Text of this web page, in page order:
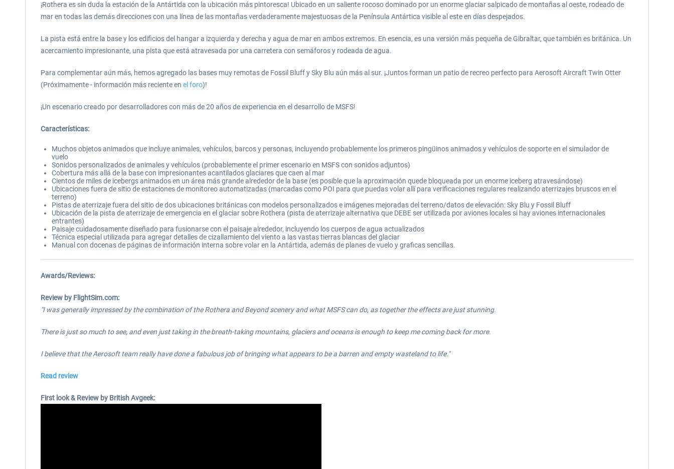
¡Rothera es sin duda la estación de la Antártida con la ubicación más pintoresca! Ubicado en un saliente rocoso dominado por un enorme glaciar salpicado de montañas al oeste, rodeado de
mar en todas las demás direcciones con una línea de las montañas verdaderamente majestuosas de la Península Antártica visible al este en días despejados.
La pista está entre la base y los edificios del hangar a izquierda y derecha y agua de mar en ambos extremos. En esencia, es una versión más pequeña de Gibraltar, que también es británica. Un
acercamiento impresionante, una pista que está atravesada por una carretera con semáforos y rodeada de agua.
Para complementar aún más, hemos agregado las bases muy remotas de Fossil Bluff y Sky Blu aún más al sur. ¡Juntos forman un patio de recreo perfecto para Aerosoft Aircraft Twin Otter
(Próximamente - información más reciente en el foro)!
¡Un escenario creado por desarrolladores con más de 20 años de experiencia en el desarrollo de MSFS!
Características:
Muchos objetos animados que incluye animales, vehículos, barcos y personas, incluyendo probablemente los primeros pingüinos animados y vehículos de soporte en el simulador de
vuelo
Sonidos personalizados de animales y vehículos (probablemente el primer escenario en MSFS con sonidos adjuntos)
Cobertura más allá de la base con impresionantes acantilados glaciares que caen al mar
Cientos de miles de icebergs animados en un área más grande alrededor de la base (es posible que la aproximación quede bloqueada por un enorme iceberg atravesándose)
Ubicaciones fuera de sitio de estaciones de monitoreo automatizadas (marcadas como POI para que puedas volar allí para verificaciones regulares realizando aterrizajes bruscos en el
terreno)
Pistas de aterrizaje fuera del sitio de dos ubicaciones británicas con modelos personalizados e imágenes mejoradas del terreno/datos de elevación: Sky Blu y Fossil Bluff
Ubicación de la pista de aterrizaje de emergencia en el glaciar sobre Rothera (pista de aterrizaje alternativa que DEBE ser utilizada por aviones locales si hay aviones internacionales
entrantes)
Paisaje cuidadosamente diseñado para fusionarse con el paisaje alrededor, incluyendo los cuerpos de agua actualizados
Técnica especial utilizada para agregar detalles de cizallamiento del viento a las vastas tierras blancas del glaciar
Manual con docenas de páginas de información interna sobre volar en la Antártida, además de planes de vuelo y graficas sencillas.
Awards/Reviews:
Review by FlightSim.com:
"I was generally impressed by the combination of the Rothera and Beyond scenery and what MSFS can do, as together the effects are just stunning.
There is just so much to see, and even just taking in the breath-taking mountains, glaciers and oceans is enough to keep me coming back for more.
I believe that the Aerosoft team really have done a fabulous job of bringing what appears to be a barren and empty wasteland to life."
Read review
First look & Review by British Avgeek: